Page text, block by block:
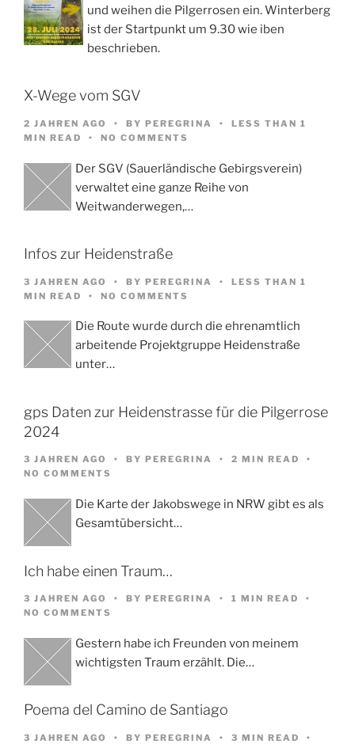
und weihen die Pilgerrosen ein. Winterberg
ist der Startpunkt um 9.30 wie iben
beschrieben.
X-Wege vom SGV
2 JAHREN AGO BY PEREGRINA
LESS THAN 1
MIN READ
NO COMMENTS
Der SGV (Sauerländische Gebirgsverein)
verwaltet eine ganze Reihe von
Weitwanderwegen,…
Infos zur Heidenstraße
3 JAHREN AGO BY PEREGRINA
LESS THAN 1
MIN READ
NO COMMENTS
Die Route wurde durch die ehrenamtlich
arbeitende Projektgruppe Heidenstraße
unter…
gps Daten zur Heidenstrasse für die Pilgerrose
2024
3 JAHREN AGO BY PEREGRINA
2 MIN READ
NO COMMENTS
Die Karte der Jakobswege in NRW gibt es als
Gesamtübersicht…
Ich habe einen Traum…
3 JAHREN AGO BY PEREGRINA
1 MIN READ
NO COMMENTS
Gestern habe ich Freunden von meinem
wichtigsten Traum erzählt. Die…
Poema del Camino de Santiago
3 JAHREN AGO BY PEREGRINA
3 MIN READ